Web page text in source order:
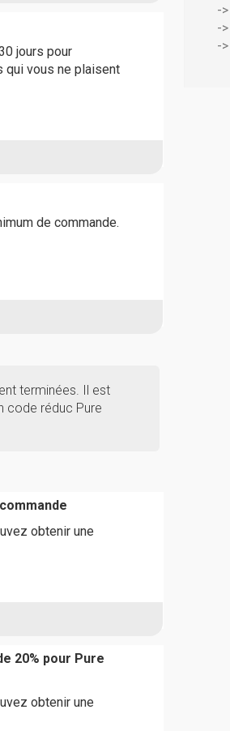
jours pour
qui vous ne plaisent
de commande.
terminées. Il est
code réduc Pure
obtenir une
20% pour Pure
obtenir une